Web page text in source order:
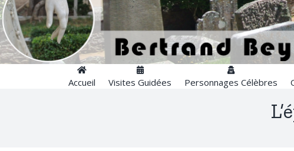
Accueil Visites Guidées Personnages Célèbres